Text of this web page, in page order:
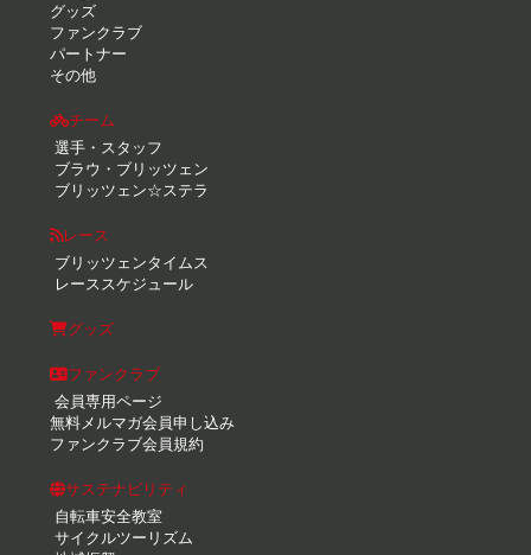
グッズ
ファンクラブ
パートナー
その他
チーム
選手・スタッフ
ブラウ・ブリッツェン
ブリッツェン☆ステラ
レース
ブリッツェンタイムス
レーススケジュール
グッズ
ファンクラブ
会員専用ページ
無料メルマガ会員申し込み
ファンクラブ会員規約
サステナビリティ
自転車安全教室
サイクルツーリズム